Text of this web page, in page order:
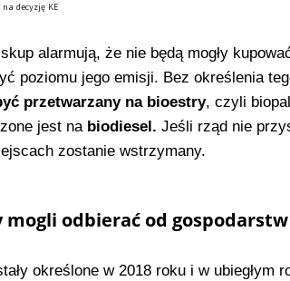
decyzję KE
alarmują, że nie będą mogły
poziomu jego emisji. Bez określenia
przetwarzany na bioestry, czyli
jest na biodiesel. Jeśli rząd nie
zostanie wstrzymany.
mogli odbierać od gospodarstw
określone w 2018 roku i w ubiegłym